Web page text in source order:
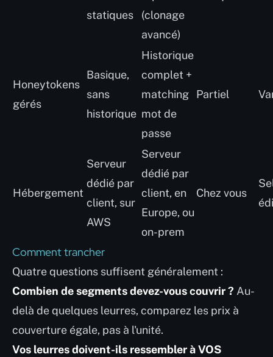
statiques
(clonage
avancé)
Honeytokens
gérés
Basique,
sans
historique
Historique
complet +
matching
mot de
passe
Partiel
Hébergement
Serveur
dédié par
client, sur
AWS
Serveur
dédié par
client, en
Europe, ou
on-prem
Chez vous
Comment trancher
Quatre questions suffisent généralement :
Combien de segments devez-vous couvrir ? Au-
delà de quelques leurres, comparez les prix à
couverture égale, pas à l'unité.
Vos leurres doivent-ils ressembler à VOS